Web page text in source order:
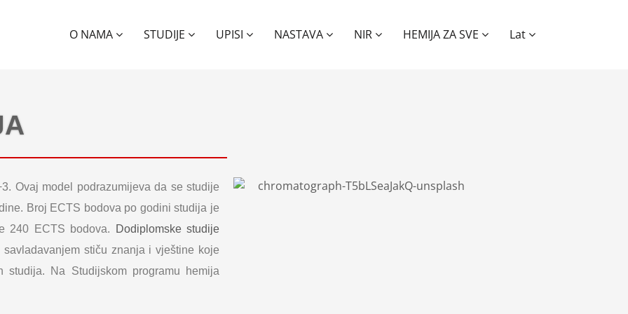
O NAMA STUDIJE UPISI NASTAVA NIR HEMIJA ZA SVE Lat
Ovaj model podrazumijeva da se studije
Broj ECTS bodova po godini studija je
240 ECTS bodova.
Dodiplomske studije
stiču znanja i vještine koje
studija. Na Studijskom programu hemija